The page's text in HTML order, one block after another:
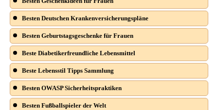
Besten Deutschen Krankenversicherungspläne
Besten Geburtstagsgeschenke für Frauen
Beste Diabetikerfreundliche Lebensmittel
Beste Lebensstil Tipps Sammlung
Besten OWASP Sicherheitspraktiken
Besten Fußballspieler der Welt